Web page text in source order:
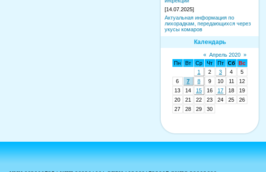
[14.07.2025]
Актуальная информация по
лихорадкам, передающихся через
укусы комаров
Календарь
« Апрель 2020 »
Пн
Вт Ср Чт Пт Сб
Вс
1
2 3 4
5
6
7 8 9 10 11
12
13
14 15 16 17 18
19
20
21 22 23 24 25
26
27
28 29 30